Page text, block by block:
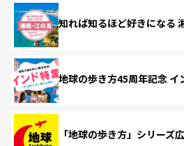
知れば知るほど好きになる
地球の歩き方45周年記念 イ
「地球の歩き方」シリーズ